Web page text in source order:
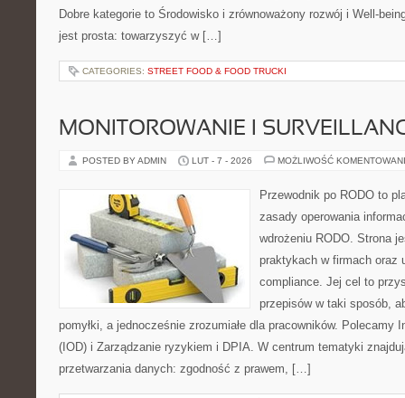
Dobre kategorie to Środowisko i zrównoważony rozwój i Well-
jest prosta: towarzyszyć w […]
CATEGORIES: STREET FOOD & FOOD TRUCKI
MONITOROWANIE I
POSTED BY ADMIN LUT - 7 - 2026 MOŻLIWOŚĆ
Przewodnik po RODO to
zasady operowania
wdrożeniu RODO. Strona
praktykach w firmach oraz
compliance. Jej cel to
przepisów w taki sposób,
pomyłki, a jednocześnie zrozumiałe dla pracowników. Polecamy
(IOD) i Zarządzanie ryzykiem i DPIA. W centrum tematyki
przetwarzania danych: zgodność z prawem, […]